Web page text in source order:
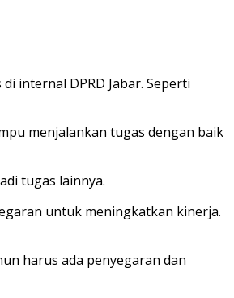
internal DPRD Jabar. Seperti
menjalankan tugas dengan baik
tugas lainnya.
untuk meningkatkan kinerja.
harus ada penyegaran dan